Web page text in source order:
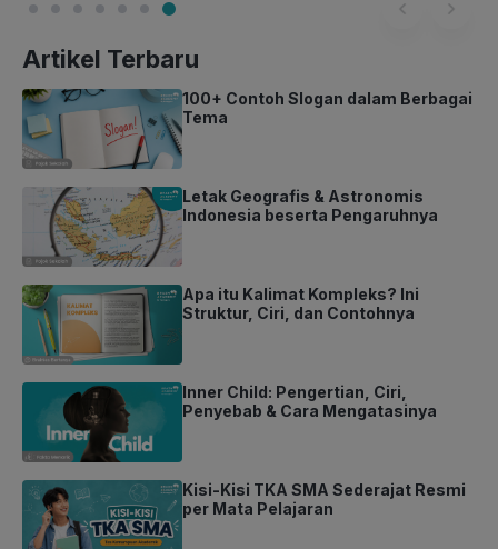
Artikel Terbaru
100+ Contoh Slogan dalam Berbagai
Tema
Letak Geografis & Astronomis
Indonesia beserta Pengaruhnya
Apa itu Kalimat Kompleks? Ini
Struktur, Ciri, dan Contohnya
Inner Child: Pengertian, Ciri,
Penyebab & Cara Mengatasinya
Kisi-Kisi TKA SMA Sederajat Resmi
per Mata Pelajaran